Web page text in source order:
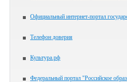
Официальный интернет-портал
Телефон доверия
Культура.рф
Федеральный портал "Российское